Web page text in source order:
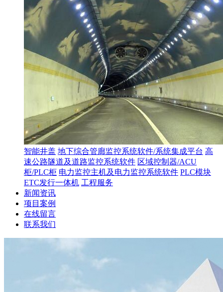
智能井盖 地下综合管廊监控系统软件/系统集成平台 高
速公路隧道及道路监控系统软件 区域控制器/ACU
柜/PLC柜 电力监控主机及电力监控系统软件 PLC模块
ETC发行一体机 工程服务
新闻资讯
项目案例
在线留言
联系我们